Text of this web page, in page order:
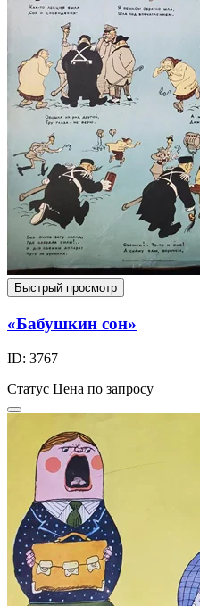
Быстрый просмотр
«Бабушкин сон»
ID: 3767
Статус Цена по запросу